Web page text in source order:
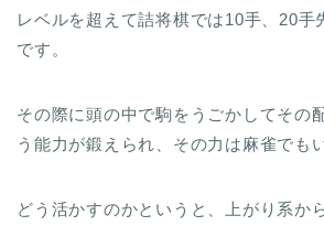
レベルを超えて詰将棋では10手、20手
です。
その際に頭の中で駒をうごかしてその
う能力が鍛えられ、その力は麻雀でも
どう活かすのかというと、
上がり系か